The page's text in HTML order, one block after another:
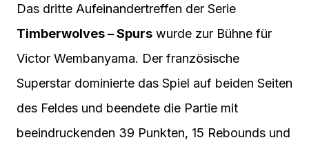
Das dritte Aufeinandertreffen der Serie
Timberwolves – Spurs wurde zur Bühne für
Victor Wembanyama. Der französische
Superstar dominierte das Spiel auf beiden Seiten
des Feldes und beendete die Partie mit
beeindruckenden 39 Punkten, 15 Rebounds und